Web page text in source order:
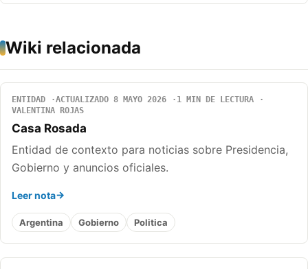
Wiki relacionada
ENTIDAD ACTUALIZADO 8 MAYO 2026
1 MIN DE LECTURA
VALENTINA ROJAS
Casa Rosada
Entidad de contexto para noticias sobre Presidencia,
Gobierno y anuncios oficiales.
Leer nota
Argentina Gobierno Politica